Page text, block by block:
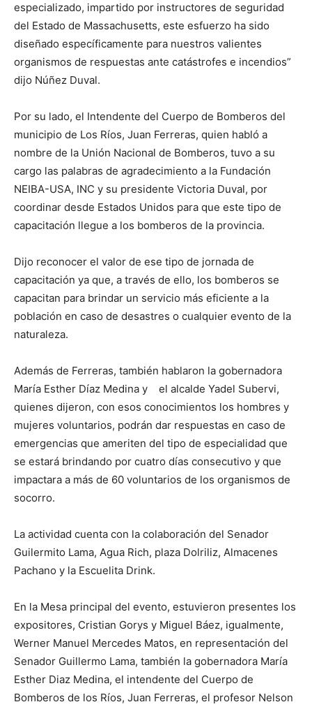
especializado, impartido por instructores de seguridad
del Estado de Massachusetts, este esfuerzo ha sido
diseñado específicamente para nuestros valientes
organismos de respuestas ante catástrofes e incendios”
dijo Núñez Duval.
Por su lado, el Intendente del Cuerpo de Bomberos del
municipio de Los Ríos, Juan Ferreras, quien habló a
nombre de la Unión Nacional de Bomberos, tuvo a su
cargo las palabras de agradecimiento a la Fundación
NEIBA-USA, INC y su presidente Victoria Duval, por
coordinar desde Estados Unidos para que este tipo de
capacitación llegue a los bomberos de la provincia.
Dijo reconocer el valor de ese tipo de jornada de
capacitación ya que, a través de ello, los bomberos se
capacitan para brindar un servicio más eficiente a la
población en caso de desastres o cualquier evento de la
naturaleza.
Además de Ferreras, también hablaron la gobernadora
María Esther Díaz Medina y el alcalde Yadel Subervi,
quienes dijeron, con esos conocimientos los hombres y
mujeres voluntarios, podrán dar respuestas en caso de
emergencias que ameriten del tipo de especialidad que
se estará brindando por cuatro días consecutivo y que
impactara a más de 60 voluntarios de los organismos de
socorro.
La actividad cuenta con la colaboración del Senador
Guilermito Lama, Agua Rich, plaza Dolriliz, Almacenes
Pachano y la Escuelita Drink.
En la Mesa principal del evento, estuvieron presentes los
expositores, Cristian Gorys y Miguel Báez, igualmente,
Werner Manuel Mercedes Matos, en representación del
Senador Guillermo Lama, también la gobernadora María
Esther Diaz Medina, el intendente del Cuerpo de
Bomberos de los Ríos, Juan Ferreras, el profesor Nelson